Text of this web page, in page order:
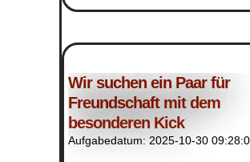
Wir suchen ein Paar für
Freundschaft mit dem
besonderen Kick
Aufgabedatum: 2025-10-30